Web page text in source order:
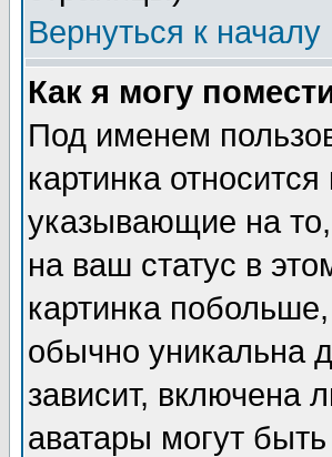
Вернуться к началу
Как я могу
Под именем
картинка
указывающие на
на ваш статус в
картинка
обычно уникальна
зависит, включена
аватары могут